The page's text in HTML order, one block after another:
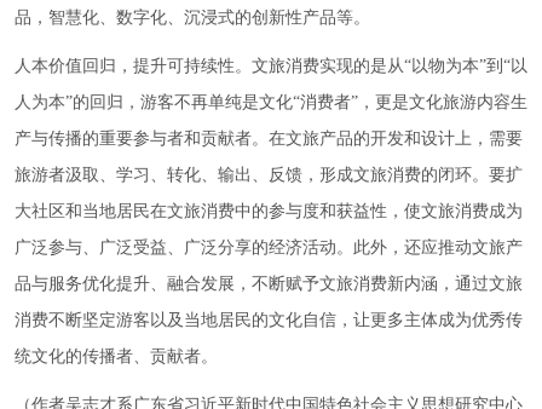
品，智慧化、数字化、沉浸式的创新性产品等。
人本价值回归，提升可持续性。文旅消费实现的是从“以物为本”到“以
人为本”的回归，游客不再单纯是文化“消费者”，更是文化旅游内容生
产与传播的重要参与者和贡献者。在文旅产品的开发和设计上，需要
旅游者汲取、学习、转化、输出、反馈，形成文旅消费的闭环。要扩
大社区和当地居民在文旅消费中的参与度和获益性，使文旅消费成为
广泛参与、广泛受益、广泛分享的经济活动。此外，还应推动文旅产
品与服务优化提升、融合发展，不断赋予文旅消费新内涵，通过文旅
消费不断坚定游客以及当地居民的文化自信，让更多主体成为优秀传
统文化的传播者、贡献者。
（作者吴志才系广东省习近平新时代中国特色社会主义思想研究中心